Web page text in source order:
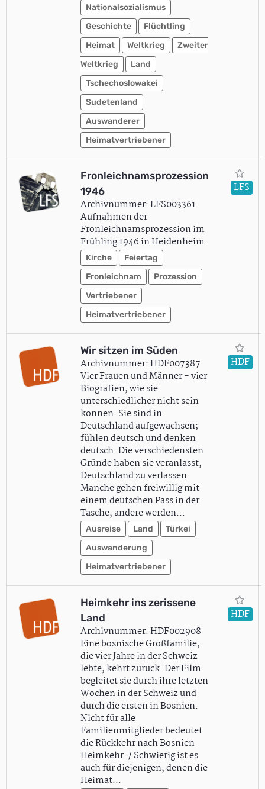
Nationalsozialismus
Geschichte
Flüchtling
Heimat
Weltkrieg
Zweiter
Weltkrieg
Land
Tschechoslowakei
Sudetenland
Auswanderer
Heimatvertriebener
Fronleichnamsprozession
1946
Archivnummer: LFS003361
Aufnahmen der
Fronleichnamsprozession im
Frühling 1946 in Heidenheim.
Kirche
Feiertag
Fronleichnam
Prozession
Vertriebener
Heimatvertriebener
LFS
Wir sitzen im Süden
Archivnummer: HDF007387
Vier Frauen und Männer - vier
Biografien, wie sie
unterschiedlicher nicht sein
können. Sie sind in
Deutschland aufgewachsen;
fühlen deutsch und denken
deutsch. Die verschiedensten
Gründe haben sie veranlasst,
Deutschland zu verlassen.
Manche gehen freiwillig mit
einem deutschen Pass in der
Tasche, andere werden…
Ausreise Land
Türkei
Auswanderung
Heimatvertriebener
HDF
Heimkehr ins zerissene
Land
Archivnummer: HDF002908
Eine bosnische Großfamilie,
die vier Jahre in der Schweiz
lebte, kehrt zurück. Der Film
begleitet sie durch ihre letzten
Wochen in der Schweiz und
durch die ersten in Bosnien.
Nicht für alle
Familienmitglieder bedeutet
die Rückkehr nach Bosnien
Heimkehr. / Schwierig ist es
auch für diejenigen, denen die
Heimat…
HDF